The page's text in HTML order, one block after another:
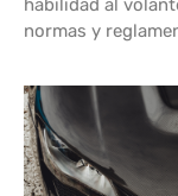
habilidad al
normas y